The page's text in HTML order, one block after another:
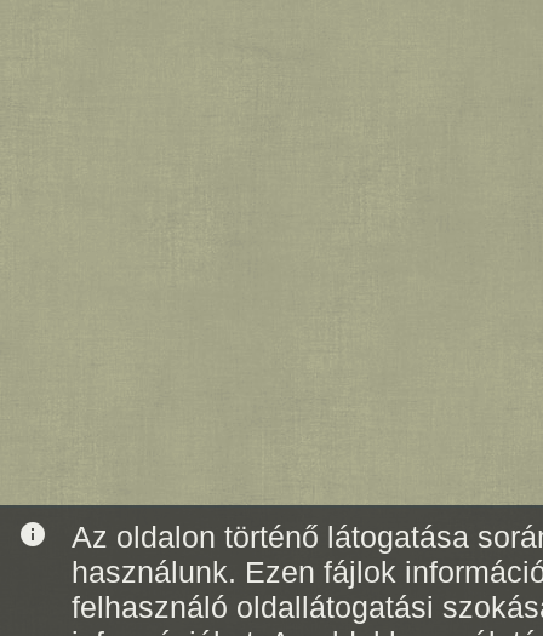
info
Az oldalon történő látogatása
használunk. Ezen fájlok
felhasználó oldallátogatási